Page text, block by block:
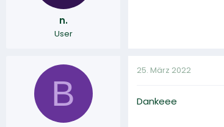
n.
User
B
25. März 2022
Dankeee